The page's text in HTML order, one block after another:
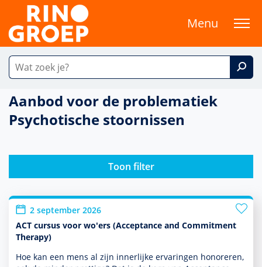
Menu
Aanbod voor de problematiek
Psychotische stoornissen
Toon filter
2 september 2026
ACT cursus voor wo'ers (Acceptance and Commitment
Therapy)
Hoe kan een mens al zijn innerlijke ervaringen honoreren,